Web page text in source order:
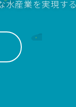
水産業を実現する